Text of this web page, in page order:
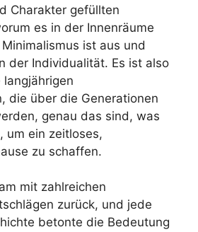
Charakter gefüllten
es in der Innenräume
ist aus und
der Individualität. Es ist also
die über die Generationen
genau das sind, was
um ein zeitloses,
zu schaffen.
mit zahlreichen
zurück, und jede
betonte die Bedeutung